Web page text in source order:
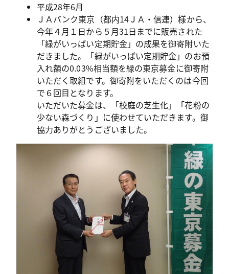
平成28年6月
ＪＡバンク東京（都内14ＪＡ・信連）様から、
今年４月１日から５月31日までに販売された
「緑がいっぱい定期貯金」の成果を御寄附いた
だきました。「緑がいっぱい定期貯金」のお預
入れ額の0.03%相当額を緑の東京募金に御寄附
いただく取組です。御寄附をいただくのは今回
で６回目となります。
いただいた募金は、「校庭の芝生化」「花粉の
少ない森づくり」に使わせていただきます。御
協力ありがとうございました。